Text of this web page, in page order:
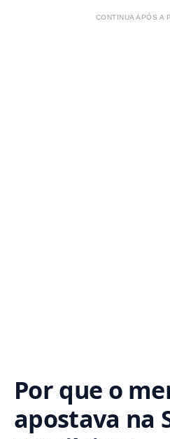
CONTINUA APÓS A
Por que o
apostava na